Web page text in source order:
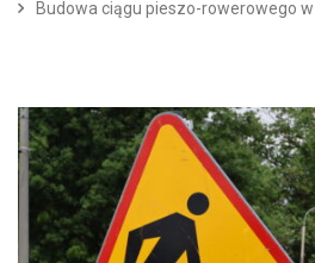
Czcionki
remove_circle_outline
Budowa ciągu pieszo-rowerowego w